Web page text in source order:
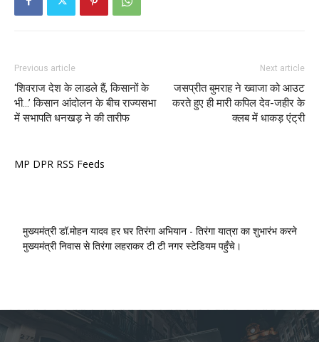
Previous article
‘शिवराज देश के लाडले हैं, किसानों के
भी…’ किसान आंदोलन के बीच राज्यसभा
में सभापति धनखड़ ने की तारीफ
Next article
जसप्रीत बुमराह ने ख्वाजा को आउट
करते हुए ही मारी कपिल देव-जहीर के
क्लब में धाकड़ एंट्री
MP DPR RSS Feeds
मुख्यमंत्री डॉ.मोहन यादव हर घर तिरंगा अभियान - तिरंगा यात्रा का शुभारंभ करने
मुख्यमंत्री निवास से तिरंगा लहराकर टी टी नगर स्टेडियम पहुँचे।